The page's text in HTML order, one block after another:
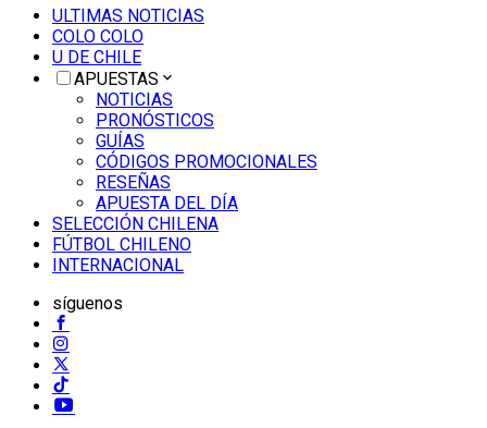
ULTIMAS NOTICIAS
COLO COLO
U DE CHILE
APUESTAS
NOTICIAS
PRONÓSTICOS
GUÍAS
CÓDIGOS PROMOCIONALES
RESEÑAS
APUESTA DEL DÍA
SELECCIÓN CHILENA
FÚTBOL CHILENO
INTERNACIONAL
síguenos